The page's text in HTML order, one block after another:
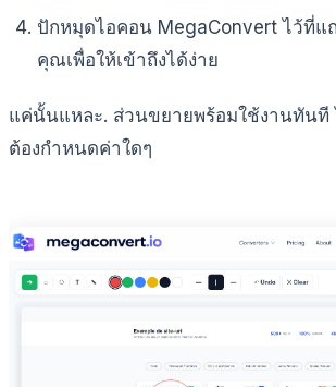
ปักหมุดไอคอน MegaConvert ไว้ที่แ
คุณเพื่อให้เข้าถึงได้ง่าย
แค่นั้นแหละ. ส่วนขยายพร้อมใช้งานทันที
ต้องกำหนดค่าใดๆ